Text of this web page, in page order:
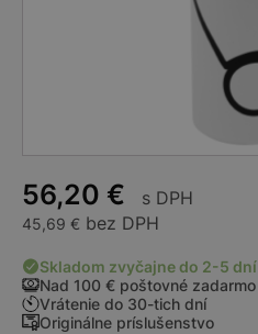
Skladom zvyčajne do 2-5 dní
Nad 100 € poštovné zadarmo
Vrátenie do 30-tich dní
Originálne príslušenstvo
56,20 € s DPH
45,69 € bez DPH